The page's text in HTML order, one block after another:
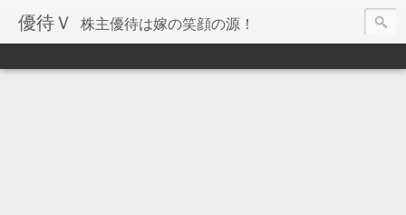
優待Ｖ 株主優待は嫁の笑顔の源！